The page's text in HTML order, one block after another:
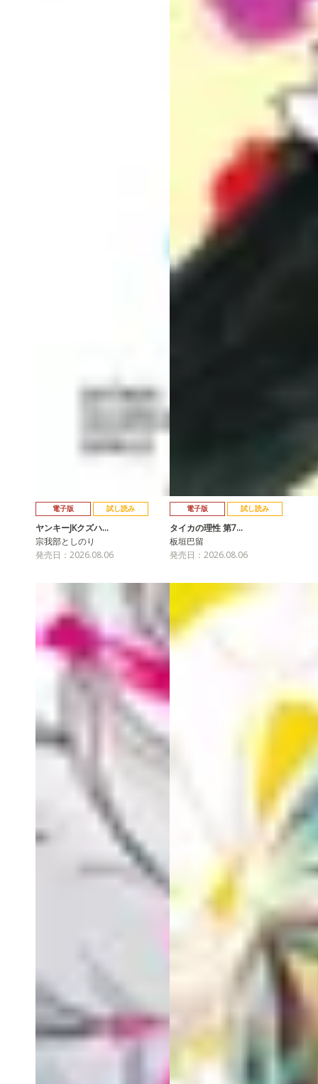
電子版 試し読み
ヤンキーJKクズハ…
宗我部としのり
発売日：2026.08.06
電子版 試し読み
タイカの理性 第7…
板垣巴留
発売日：2026.08.06